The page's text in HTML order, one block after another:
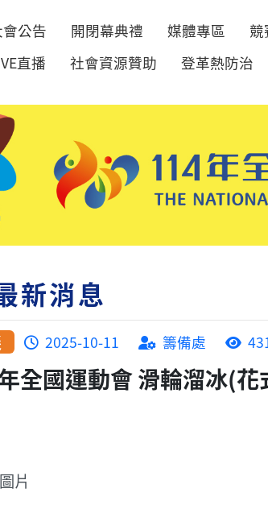
會公告 開閉幕典禮 媒體專區 競
直播 社會資源贊助 登革熱防治
新消息
2025-10-11 籌備處
全國運動會 滑輪溜冰(
片